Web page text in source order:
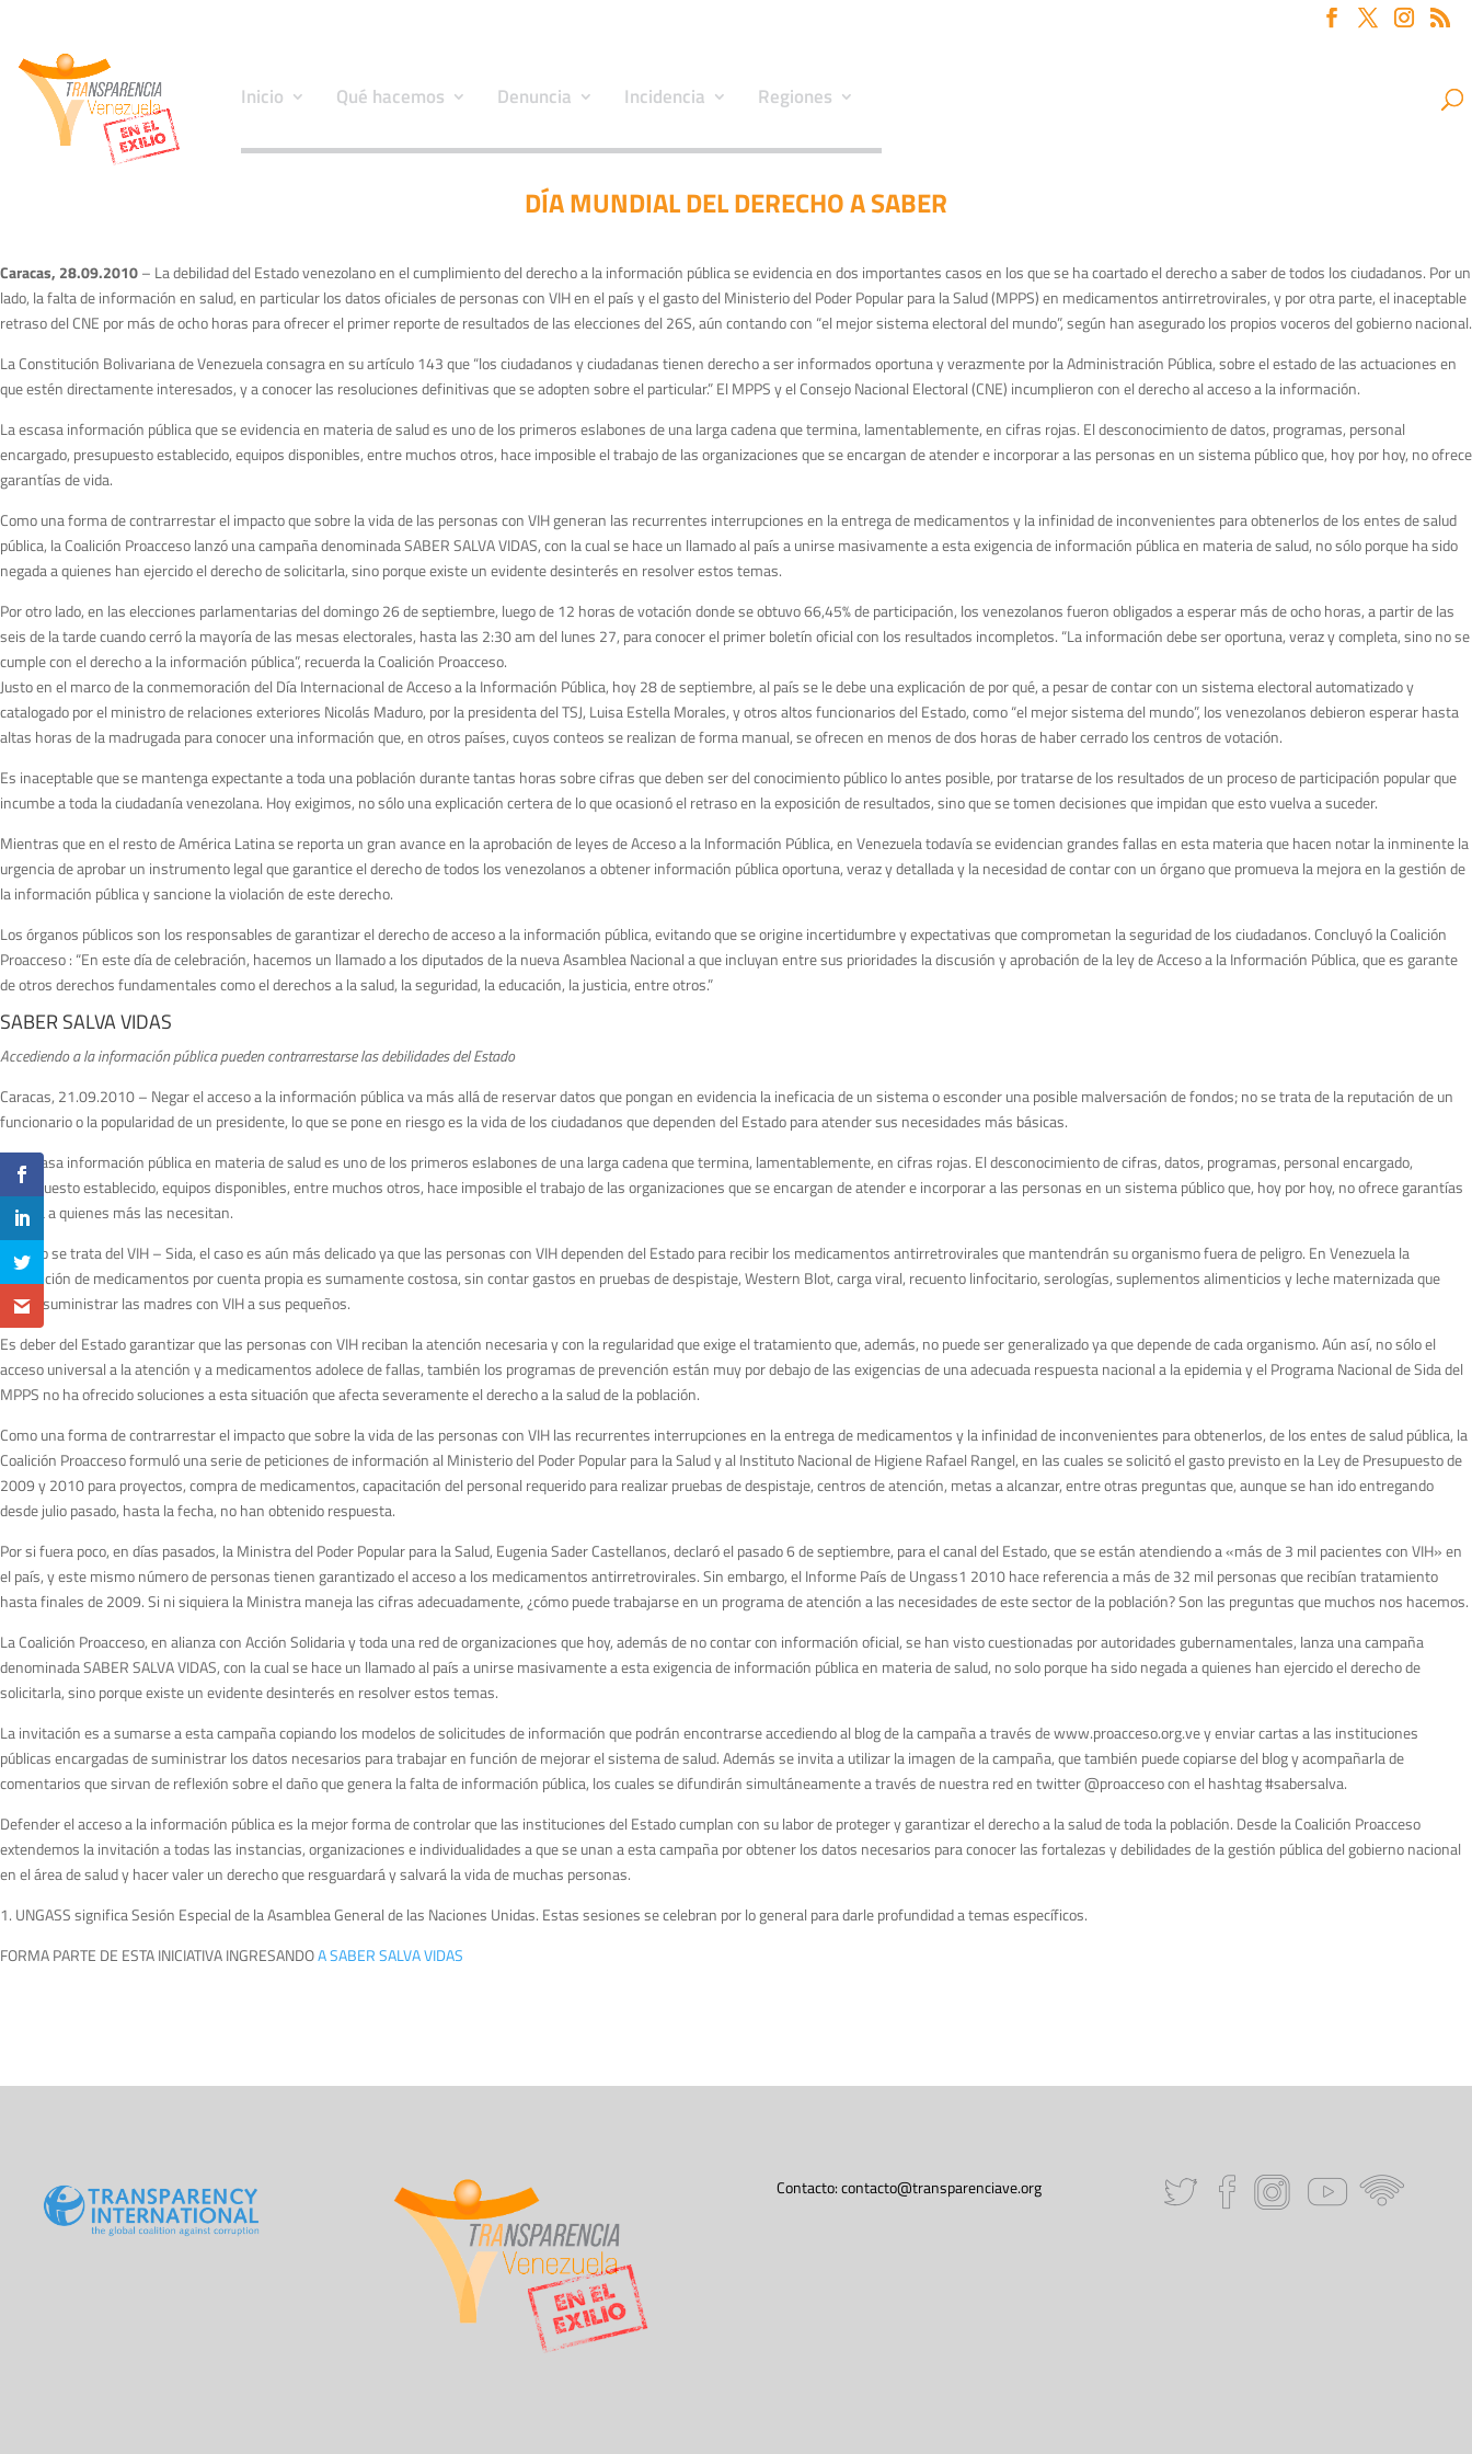
Inicio Qué hacemos Denuncia Incidencia Regiones
DÍA MUNDIAL DEL DERECHO A SABER
Caracas, 28.09.2010– La debilidad del Estado venezolano en el cumplimiento del derecho a la información pública se evidencia en dos importantes casos en los que se ha coartado el derecho a saber de todos los ciudadanos. Por un
lado, la falta de información en salud, en particular los datos oficiales de personas con VIH en el país y el gasto del Ministerio del Poder Popular para la Salud (MPPS) en medicamentos antirretrovirales, y por otra parte, el inaceptable
retraso del CNE por más de ocho horas para ofrecer el primer reporte de resultados de las elecciones del 26S, aún contando con “el mejor sistema electoral del mundo”, según han asegurado los propios voceros del gobierno nacional.
La Constitución Bolivariana de Venezuela consagra en su artículo 143 que “los ciudadanos y ciudadanas tienen derecho a ser informados oportuna y verazmente por la Administración Pública, sobre el estado de las actuaciones en
que estén directamente interesados, y a conocer las resoluciones definitivas que se adopten sobre el particular.” El MPPS y el Consejo Nacional Electoral (CNE) incumplieron con el derecho al acceso a la información.
La escasa información pública que se evidencia en materia de salud es uno de los primeros eslabones de una larga cadena que termina, lamentablemente, en cifras rojas. El desconocimiento de datos, programas, personal
encargado, presupuesto establecido, equipos disponibles, entre muchos otros, hace imposible el trabajo de las organizaciones que se encargan de atender e incorporar a las personas en un sistema público que, hoy por hoy, no ofrece
garantías de vida.
Como una forma de contrarrestar el impacto que sobre la vida de las personas con VIH generan las recurrentes interrupciones en la entrega de medicamentos y la infinidad de inconvenientes para obtenerlos de los entes de salud
pública, la Coalición Proacceso lanzó una campaña denominada SABER SALVA VIDAS, con la cual se hace un llamado al país a unirse masivamente a esta exigencia de información pública en materia de salud, no sólo porque ha sido
negada a quienes han ejercido el derecho de solicitarla, sino porque existe un evidente desinterés en resolver estos temas.
Por otro lado, en las elecciones parlamentarias del domingo 26 de septiembre, luego de 12 horas de votación donde se obtuvo 66,45% de participación, los venezolanos fueron obligados a esperar más de ocho horas, a partir de las
seis de la tarde cuando cerró la mayoría de las mesas electorales, hasta las 2:30 am del lunes 27, para conocer el primer boletín oficial con los resultados incompletos. “La información debe ser oportuna, veraz y completa, sino no se
cumple con el derecho a la información pública”, recuerda la Coalición Proacceso.
Justo en el marco de la conmemoración del Día Internacional de Acceso a la Información Pública, hoy 28 de septiembre, al país se le debe una explicación de por qué, a pesar de contar con un sistema electoral automatizado y
catalogado por el ministro de relaciones exteriores Nicolás Maduro, por la presidenta del TSJ, Luisa Estella Morales, y otros altos funcionarios del Estado, como “el mejor sistema del mundo”, los venezolanos debieron esperar hasta
altas horas de la madrugada para conocer una información que, en otros países, cuyos conteos se realizan de forma manual, se ofrecen en menos de dos horas de haber cerrado los centros de votación.
Es inaceptable que se mantenga expectante a toda una población durante tantas horas sobre cifras que deben ser del conocimiento público lo antes posible, por tratarse de los resultados de un proceso de participación popular que
incumbe a toda la ciudadanía venezolana. Hoy exigimos, no sólo una explicación certera de lo que ocasionó el retraso en la exposición de resultados, sino que se tomen decisiones que impidan que esto vuelva a suceder.
Mientras que en el resto de América Latina se reporta un gran avance en la aprobación de leyes de Acceso a la Información Pública, en Venezuela todavía se evidencian grandes fallas en esta materia que hacen notar la inminente la
urgencia de aprobar un instrumento legal que garantice el derecho de todos los venezolanos a obtener información pública oportuna, veraz y detallada y la necesidad de contar con un órgano que promueva la mejora en la gestión de
la información pública y sancione la violación de este derecho.
Los órganos públicos son los responsables de garantizar el derecho de acceso a la información pública, evitando que se origine incertidumbre y expectativas que comprometan la seguridad de los ciudadanos. Concluyó la Coalición
Proacceso : “En este día de celebración, hacemos un llamado a los diputados de la nueva Asamblea Nacional a que incluyan entre sus prioridades la discusión y aprobación de la ley de Acceso a la Información Pública, que es garante
de otros derechos fundamentales como el derechos a la salud, la seguridad, la educación, la justicia, entre otros.”
SABER SALVA VIDAS
Accediendo a la información pública pueden contrarrestarse las debilidades del Estado
Caracas, 21.09.2010 – Negar el acceso a la información pública va más allá de reservar datos que pongan en evidencia la ineficacia de un sistema o esconder una posible malversación de fondos; no se trata de la reputación de un
funcionario o la popularidad de un presidente, lo que se pone en riesgo es la vida de los ciudadanos que dependen del Estado para atender sus necesidades más básicas.
La escasa información pública en materia de salud es uno de los primeros eslabones de una larga cadena que termina, lamentablemente, en cifras rojas. El desconocimiento de cifras, datos, programas, personal encargado,
presupuesto establecido, equipos disponibles, entre muchos otros, hace imposible el trabajo de las organizaciones que se encargan de atender e incorporar a las personas en un sistema público que, hoy por hoy, no ofrece garantías
de vida a quienes más las necesitan.
Cuando se trata del VIH – Sida, el caso es aún más delicado ya que las personas con VIH dependen del Estado para recibir los medicamentos antirretrovirales que mantendrán su organismo fuera de peligro. En Venezuela la
adquisición de medicamentos por cuenta propia es sumamente costosa, sin contar gastos en pruebas de despistaje, Western Blot, carga viral, recuento linfocitario, serologías, suplementos alimenticios y leche maternizada que
deben suministrar las madres con VIH a sus pequeños.
Es deber del Estado garantizar que las personas con VIH reciban la atención necesaria y con la regularidad que exige el tratamiento que, además, no puede ser generalizado ya que depende de cada organismo. Aún así, no sólo el
acceso universal a la atención y a medicamentos adolece de fallas, también los programas de prevención están muy por debajo de las exigencias de una adecuada respuesta nacional a la epidemia y el Programa Nacional de Sida del
MPPS no ha ofrecido soluciones a esta situación que afecta severamente el derecho a la salud de la población.
Como una forma de contrarrestar el impacto que sobre la vida de las personas con VIH las recurrentes interrupciones en la entrega de medicamentos y la infinidad de inconvenientes para obtenerlos, de los entes de salud pública, la
Coalición Proacceso formuló una serie de peticiones de información al Ministerio del Poder Popular para la Salud y al Instituto Nacional de Higiene Rafael Rangel, en las cuales se solicitó el gasto previsto en la Ley de Presupuesto de
2009 y 2010 para proyectos, compra de medicamentos, capacitación del personal requerido para realizar pruebas de despistaje, centros de atención, metas a alcanzar, entre otras preguntas que, aunque se han ido entregando
desde julio pasado, hasta la fecha, no han obtenido respuesta.
Por si fuera poco, en días pasados, la Ministra del Poder Popular para la Salud, Eugenia Sader Castellanos, declaró el pasado 6 de septiembre, para el canal del Estado, que se están atendiendo a «más de 3 mil pacientes con VIH» en
el país, y este mismo número de personas tienen garantizado el acceso a los medicamentos antirretrovirales. Sin embargo, el Informe País de Ungass1 2010 hace referencia a más de 32 mil personas que recibían tratamiento
hasta finales de 2009. Si ni siquiera la Ministra maneja las cifras adecuadamente, ¿cómo puede trabajarse en un programa de atención a las necesidades de este sector de la población? Son las preguntas que muchos nos hacemos.
La Coalición Proacceso, en alianza con Acción Solidaria y toda una red de organizaciones que hoy, además de no contar con información oficial, se han visto cuestionadas por autoridades gubernamentales, lanza una campaña
denominada SABER SALVA VIDAS, con la cual se hace un llamado al país a unirse masivamente a esta exigencia de información pública en materia de salud, no solo porque ha sido negada a quienes han ejercido el derecho de
solicitarla, sino porque existe un evidente desinterés en resolver estos temas.
La invitación es a sumarse a esta campaña copiando los modelos de solicitudes de información que podrán encontrarse accediendo al blog de la campaña a través de www.proacceso.org.ve y enviar cartas a las instituciones
públicas encargadas de suministrar los datos necesarios para trabajar en función de mejorar el sistema de salud. Además se invita a utilizar la imagen de la campaña, que también puede copiarse del blog y acompañarla de
comentarios que sirvan de reflexión sobre el daño que genera la falta de información pública, los cuales se difundirán simultáneamente a través de nuestra red en twitter @proacceso con el hashtag #sabersalva.
Defender el acceso a la información pública es la mejor forma de controlar que las instituciones del Estado cumplan con su labor de proteger y garantizar el derecho a la salud de toda la población. Desde la Coalición Proacceso
extendemos la invitación a todas las instancias, organizaciones e individualidades a que se unan a esta campaña por obtener los datos necesarios para conocer las fortalezas y debilidades de la gestión pública del gobierno nacional
en el área de salud y hacer valer un derecho que resguardará y salvará la vida de muchas personas.
1. UNGASS significa Sesión Especial de la Asamblea General de las Naciones Unidas. Estas sesiones se celebran por lo general para darle profundidad a temas específicos.
FORMA PARTE DE ESTA INICIATIVA INGRESANDOA SABER SALVA VIDAS
Contacto:contacto@transparenciave.org